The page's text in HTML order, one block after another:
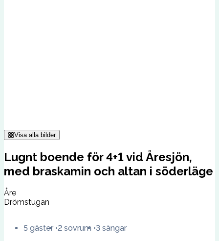
Visa alla bilder
Lugnt boende för 4+1 vid Åresjön,
med braskamin och altan i söderläge
Åre
Drömstugan
5 gäster 2 sovrum 3 sängar